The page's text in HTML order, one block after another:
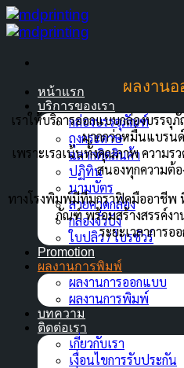
ข้าม
ไป
หน้าแรก
บริการของเรา
กล่องบรรจุภัณฑ์
ถุงกระดาษ
ฉลากติดสินค้า
ปฏิทิน
นามบัตร
สายคาดกล่อง
กล่องจั่วปัง
ใบปลิว / โบรชัวร์
Promotion
ผลงานการพิมพ์
ผลงานการออกแบบ
ผลงานการพิมพ์
บทความ
ติดต่อเรา
เกี่ยวกับเรา
เงื่อนไขการรับประกัน
ผลงาน
เราให้บริการออกแบบกล่องบรร
มากกว่าหมื่นแบรนด์
เพราะเราเน้นทั้งคุณภาพ ความร
สนองทุกความต้อ
ทางโรงพิมพ์มีทีมกราฟิคมืออาชีพ
ภัณฑ์ พร้อมสร้างสรรค์ง
ระยะเวลาการอ